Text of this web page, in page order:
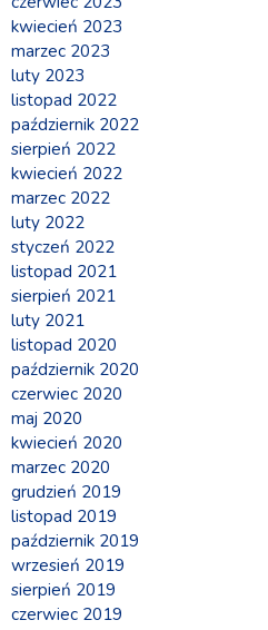
kwiecień 2023
marzec 2023
luty 2023
listopad 2022
październik 2022
sierpień 2022
kwiecień 2022
marzec 2022
luty 2022
styczeń 2022
listopad 2021
sierpień 2021
luty 2021
listopad 2020
październik 2020
czerwiec 2020
maj 2020
kwiecień 2020
marzec 2020
grudzień 2019
listopad 2019
październik 2019
wrzesień 2019
sierpień 2019
czerwiec 2019